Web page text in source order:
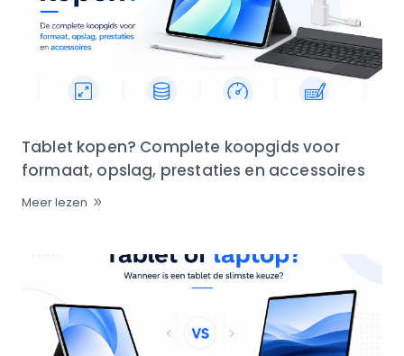
Tablet kopen? Complete koopgids voor
formaat, opslag, prestaties en accessoires
Meer lezen